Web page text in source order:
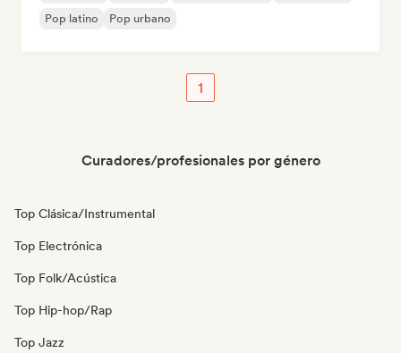
Pop latino
Pop urbano
1
Curadores/profesionales por género
Top Clásica/Instrumental
Top Electrónica
Top Folk/Acústica
Top Hip-hop/Rap
Top Jazz